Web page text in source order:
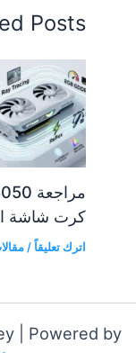
Posts
كرت شاشة
اترك تعليقاً /
| Powered by